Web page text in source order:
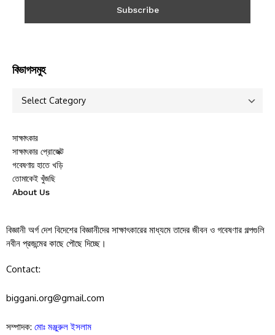
বিভাগসমুহ
সাক্ষাৎকার
সাক্ষাৎকার প্রোজেক্ট
গবেষণায় হাতে খড়ি
তোমাকেই খুঁজছি
About Us
বিজ্ঞানী অর্গ দেশ বিদেশের বিজ্ঞানীদের সাক্ষাৎকারের মাধ্যমে তাদের জীবন ও গবেষণার গল্পগুলি
নবীন প্রজন্মের কাছে পৌছে দিচ্ছে।
Contact:
biggani.org@gmail.com
সম্পাদক: মোঃ মঞ্জুরুল ইসলাম